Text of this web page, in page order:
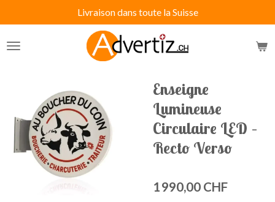
au
contenu
Livraison dans toute la Suisse
Enseigne
Lumineuse
Circulaire LED –
Recto Verso
1 990,00 CHF